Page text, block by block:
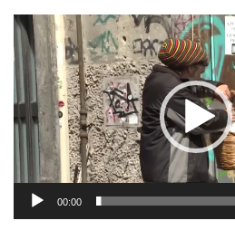
Lecteur
vidéo
00:00